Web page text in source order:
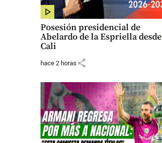
Posesión presidencial de
Abelardo de la Espriella desde
Cali
hace 2 horas share